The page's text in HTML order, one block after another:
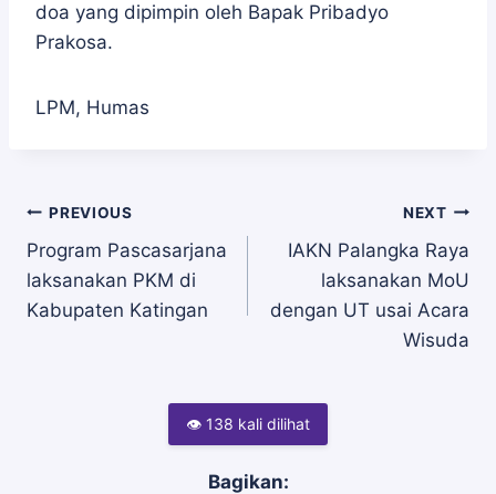
doa yang dipimpin oleh Bapak Pribadyo
Prakosa.
LPM, Humas
Navigasi
pos
PREVIOUS
Program Pascasarjana
laksanakan PKM di
Kabupaten Katingan
NEXT
IAKN Palangka Raya
laksanakan MoU
dengan UT usai Acara
Wisuda
👁 138 kali dilihat
Bagikan: